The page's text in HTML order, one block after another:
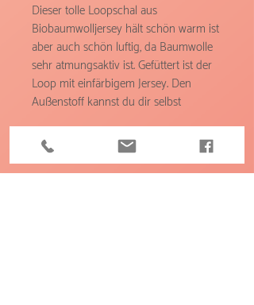
Dieser tolle Loopschal aus
Biobaumwolljersey hält schön warm ist
aber auch schön luftig, da Baumwolle
sehr atmungsaktiv ist. Gefüttert ist der
Loop mit einfärbigem Jersey. Den
Außenstoff kannst du dir selbst